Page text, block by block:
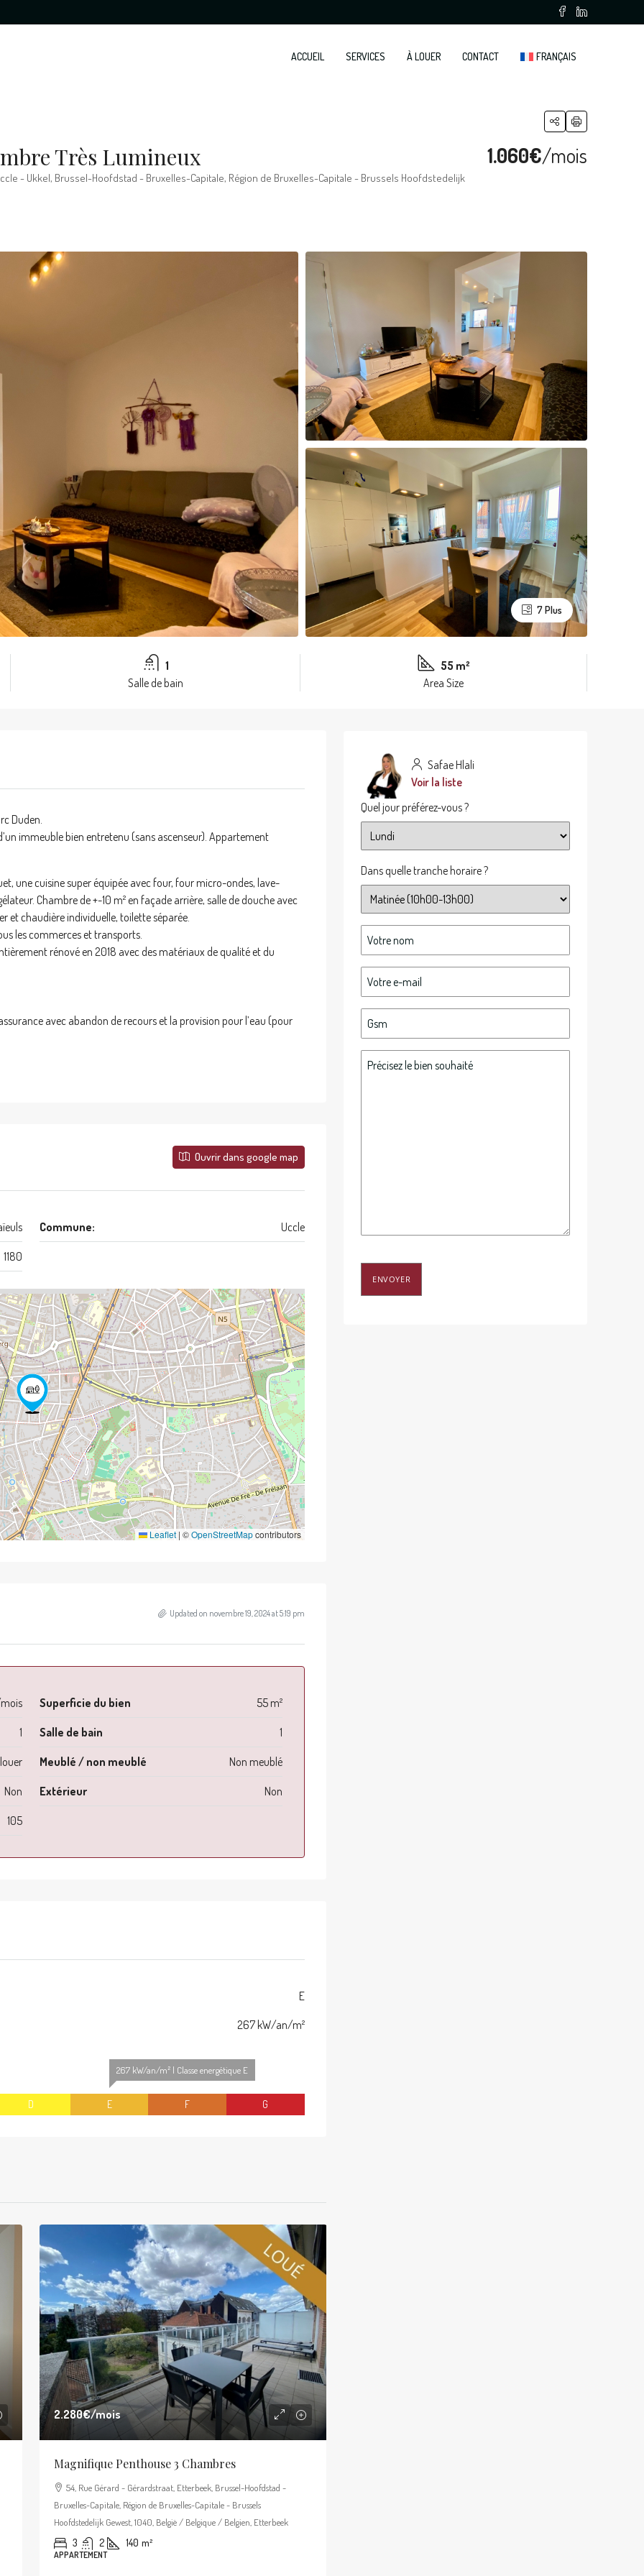
ACCUEIL SERVICES À LOUER CONTACT FRANÇAIS
Très Lumineux
- Ukkel, Brussel-Hoofdstad - Bruxelles-Capitale, Région de Bruxelles-Capitale - Brussels Hoofdstedelijk
1.060€/mois
7 Plus
1
Salle de bain
55 m²
Area Size
Duden.
immeuble bien entretenu (sans ascenseur). Appartement
une cuisine super équipée avec four, four micro-ondes, lave-
Chambre de +-10 m² en façade arrière, salle de douche avec
et chaudière individuelle, toilette séparée.
les commerces et transports.
rénové en 2018 avec des matériaux de qualité et du
avec abandon de recours et la provision pour l’eau (pour
Ouvrir dans google map
Commune: Uccle
1180
Leaflet | ©OpenStreetMapcontributors
Updated on novembre 19, 2024 at 5:19 pm
Superficie du bien 55 m²
1 Salle de bain 1
Meublé / non meublé Non meublé
Non Extérieur Non
105
E
267 kW/an/m²
D
267 kW/an/m² | Classe energétique E
E F G
2.280€/mois
Magnifique Penthouse 3 Chambres
54, Rue Gérard - Gérardstraat, Etterbeek, Brussel-Hoofdstad -
Bruxelles-Capitale, Région de Bruxelles-Capitale - Brussels
Hoofdstedelijk Gewest, 1040, België / Belgique / Belgien, Etterbeek
3 2 140 m²
APPARTEMENT
Safae Hlali
Voir la liste
Quel jour préférez-vous ?
Dans quelle tranche horaire ?